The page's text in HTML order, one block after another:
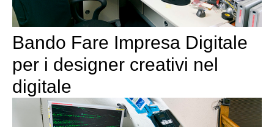
Bando Fare Impresa Digitale
per i designer creativi nel
digitale